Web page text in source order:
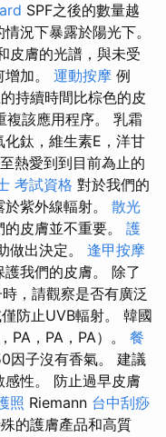
SPF之後的數量越
況下暴露於陽光下。
皮膚的光譜，與未受
加。 運動按摩 例
持續時間比棕色的皮
複該應用程序。 乳霜
鈦，維生素E，洋甘
熱愛到到目前為止的
考試資格 對於我們的
紫外線輻射。 散光
皮膚並不重要。 護
做出決定。 逢甲按摩
我們的皮膚。 除了
，請觀察是否有廣泛
防止UVB輻射。 韓國
PA，PA，PA）。 餐
因子沒有香氣。 建議
性。 防止過早皮膚
照 Riemann 台中刮痧
的護膚產品和高質